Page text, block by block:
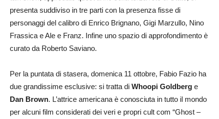
presenta suddiviso in tre parti con la presenza fisse di
personaggi del calibro di Enrico Brignano, Gigi Marzullo, Nino
Frassica e Ale e Franz. Infine uno spazio di approfondimento è
curato da Roberto Saviano.
Per la puntata di stasera, domenica 11 ottobre, Fabio Fazio ha
due grandissime esclusive: si tratta di Whoopi Goldberg e
Dan Brown. L’attrice americana è conosciuta in tutto il mondo
per alcuni film considerati dei veri e propri cult com “Ghost –